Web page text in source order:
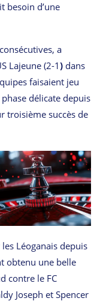
besoin d’une
a
Lajeune (2-1) dans
faisaient jeu
délicate depuis
troisième succès de
Léoganais depuis
obtenu une belle
contre le FC
Joseph et Spencer